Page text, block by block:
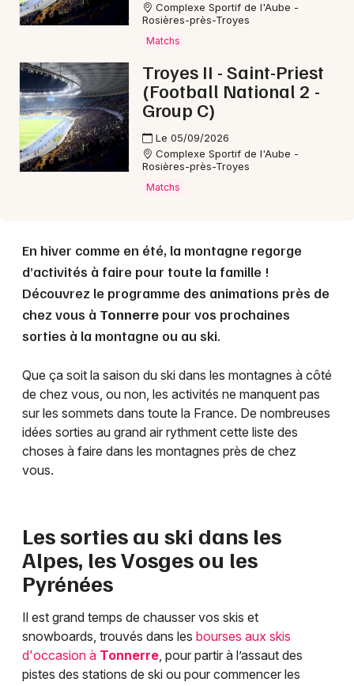
Choisir mes départements
Mon email
Je m'abonne
Complexe Sportif de l'Aube -
Rosières-près-Troyes
Matchs
Troyes II - Saint-Priest
(Football National 2 -
Group C)
Le 05/09/2026
Complexe Sportif de l'Aube -
Rosières-près-Troyes
Matchs
En hiver comme en été, la montagne regorge
d’activités à faire pour toute la famille !
Découvrez le programme des animations près de
chez vous à Tonnerre pour vos prochaines
sorties à la montagne ou au ski.
Que ça soit la saison du ski dans les montagnes à côté
de chez vous, ou non, les activités ne manquent pas
sur les sommets dans toute la France. De nombreuses
idées sorties au grand air rythment cette liste des
choses à faire dans les montagnes près de chez
vous.
Les sorties au ski dans les
Alpes, les Vosges ou les
Pyrénées
Il est grand temps de chausser vos skis et
snowboards, trouvés dans les bourses aux skis
d'occasion à Tonnerre, pour partir à l’assaut des
pistes des stations de ski ou pour commencer les